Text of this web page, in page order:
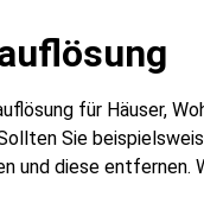
für Häuser,
Sie
und diese